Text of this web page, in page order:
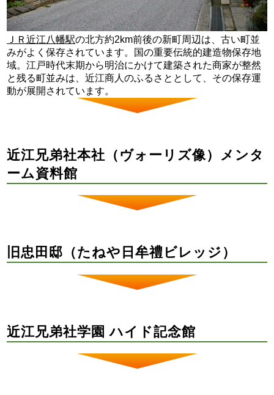
ＪＲ近江八幡駅の北方約2km前後の新町周辺は、古い町並
みがよく保存されています。国の重要伝統的建造物保存地
域。江戸時代末期から明治にかけて建築された商家が整然
と残る町並みは、近江商人のふるさととして、その保存運
動が展開されています。
近江兄弟社本社（ヴォーリズ像）メンタ
ーム資料館
旧忠田邸（たねや日牟禮ビレッジ）
近江兄弟社学園 ハイド記念館